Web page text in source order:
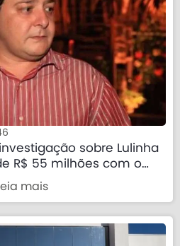
sobre Lulinha
R$ 55 milhões com o
mais